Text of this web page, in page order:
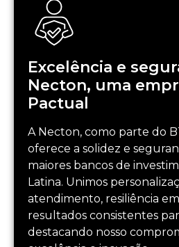
Excelência e
Necton, uma
Pactual
A Necton, como parte do
oferece a solidez e
maiores bancos de
Latina. Unimos
atendimento, resiliência
resultados consistentes
destacando nosso